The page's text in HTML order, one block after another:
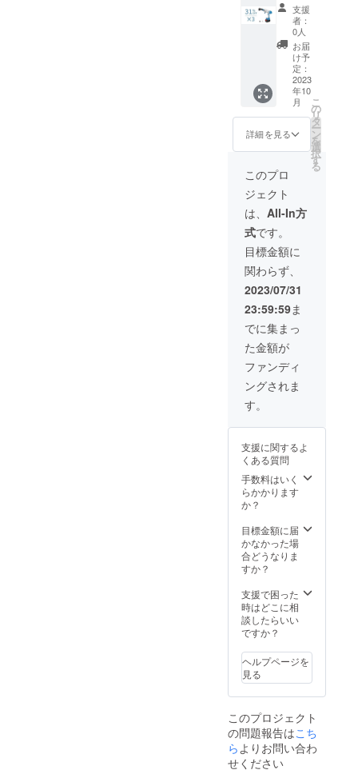
ターノ
ズル×2
空気入
れノズ
ル×2 ク
リー
ナーノ
ズル×2
空気抜
きノズ
ル×2 日
書×2
物： 本
体×2 充
電器×2
収納
バッグ
×2 フィ
ルタ×2
バッテ
リー×2
6in2ノ
ズル×2
×2 洗浄
機ノズ
ル×2 洗
剤タン
クノズ
ル×2 エ
アダス
ターノ
ズル×2
空気入
れノズ
ル×2 ク
リー
ナーノ
ズル×2
空気抜
きノズ
ル×2 日
書×2
早割
31％OF
F !】多
機能洗
車セッ
「KaiTa
k」×3
一般予
定販売
価
格:77,2
50円
（税
込） ※
送料無
料（日
本国内
限定）
内容
物： 本
体×3 充
電器×3
収納
バッグ
×3 フィ
ルタ×3
バッテ
リー×3
6in3ノ
ズル×3
×3 洗浄
ル×3 洗
剤タン
クノズ
ル×3 エ
アダス
ズル×3
空気入
れノズ
ル×3 ク
ナーノ
ズル×3
空気抜
きノズ
本語取
扱説明
書×3
支援
者：
0人
お届
け予
定：
2023
年10
月
詳細を見る
こ
の
リ
タ
ー
ン
を
選
択
す
る
このプロ
ジェクト
は、 All-In方
式です。
目標金額に
関わらず、
2023/07/31
23:59:59ま
でに集まっ
た金額が
ファンディ
ングされま
す。
支援に関するよ
くある質問
手数料はいく
らかかります
か？
目標金額に届
かなかった場
合どうなりま
すか？
支援で困った
時はどこに相
談したらいい
ですか？
ヘルプページを
見る
このプロジェクト
の問題報告はこち
ら よりお問い合わ
せください